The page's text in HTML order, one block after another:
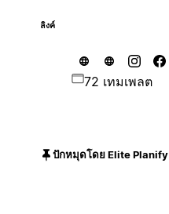
ลิงค์
72 เทมเพลต
ปักหมุดโดย Elite Planify